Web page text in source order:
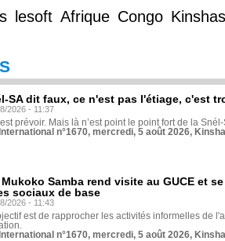
lesoft Afrique Congo
SA dit faux, ce n'est pas l'étiage, c'est
2026 - 11:37
prévoir. Mais là n’est point le point fort de la
n°1670, mercredi, 5 août 2026,
Samba rend visite au GUCE et
sociaux de base
2026 - 11:43
est de rapprocher les activités informelles de
n°1670, mercredi, 5 août 2026,